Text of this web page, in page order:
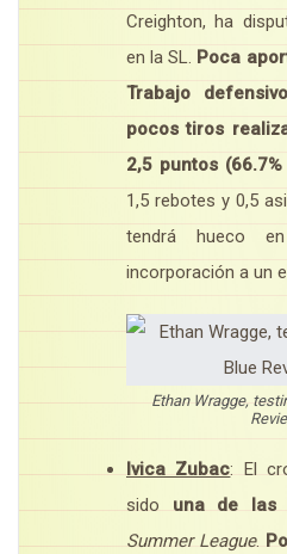
Creighton, ha
en la SL. Poca
Trabajo defensivo
pocos tiros
2,5 puntos
1,5 rebotes y 0,5
tendrá hueco
incorporación a un
Ethan Wragge,
Ivica Zubac: El
sido una de las
Summer League.